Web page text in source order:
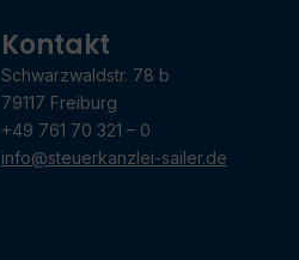
Kontakt
Schwarzwaldstr. 78 b
79117 Freiburg
+49 761 70 321 – 0
info@steuerkanzlei-sailer.de